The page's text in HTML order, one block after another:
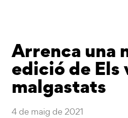
Arrenca una
edició de Els
malgastats
4 de maig de 2021